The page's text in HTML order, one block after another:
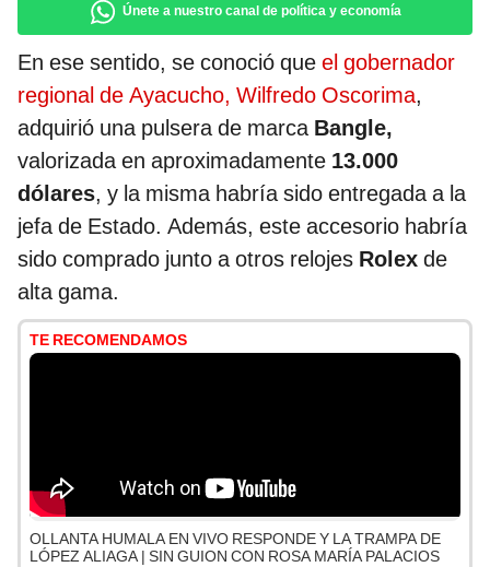
Únete a nuestro canal de política y economía
En ese sentido, se conoció que el gobernador
regional de Ayacucho, Wilfredo Oscorima,
adquirió una pulsera de marca Bangle,
valorizada en aproximadamente 13.000
dólares, y la misma habría sido entregada a la
jefa de Estado. Además, este accesorio habría
sido comprado junto a otros relojes Rolex de
alta gama.
TE RECOMENDAMOS
OLLANTA HUMALA EN VIVO RESPONDE Y LA TRAMPA DE
LÓPEZ ALIAGA | SIN GUION CON ROSA MARÍA PALACIOS